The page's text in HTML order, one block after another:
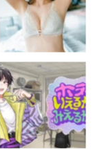
絶対映らない場
撮影を進める。
る”が狙いのた
場の雰囲気をつ
ラマンも、撮影
ーも、録音担当
リストさんも、